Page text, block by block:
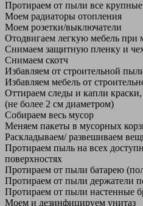
Протираем от пыли все
Моем радиаторы отопления
Моем розетки/выключатели
Отодвигаем легкую мебель при
Снимаем защитную пленку и
Снимаем скотч
Избавляем от строительной
Избавляем мебель от
Оттираем следы и капли
(не более 2 см диаметром)
Собираем весь мусор
Меняем пакеты в мусорных
Раскладываем/ развешиваем
Протираем пыль на всех
поверхностях
Протираем от пыли батарею
Протираем от пыли держатели
Протираем от пыли настенные
Моем и дезинфицируем унитаз